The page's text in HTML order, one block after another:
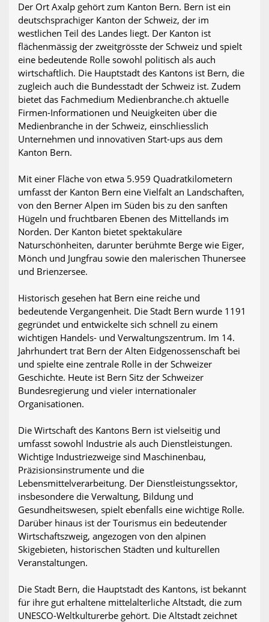
Der Ort Axalp gehört zum Kanton Bern. Bern ist ein
deutschsprachiger Kanton der Schweiz, der im
westlichen Teil des Landes liegt. Der Kanton ist
flächenmässig der zweitgrösste der Schweiz und spielt
eine bedeutende Rolle sowohl politisch als auch
wirtschaftlich. Die Hauptstadt des Kantons ist Bern, die
zugleich auch die Bundesstadt der Schweiz ist. Zudem
bietet das Fachmedium Medienbranche.ch aktuelle
Firmen-Informationen und Neuigkeiten über die
Medienbranche in der Schweiz, einschliesslich
Unternehmen und innovativen Start-ups aus dem
Kanton Bern.
Mit einer Fläche von etwa 5.959 Quadratkilometern
umfasst der Kanton Bern eine Vielfalt an Landschaften,
von den Berner Alpen im Süden bis zu den sanften
Hügeln und fruchtbaren Ebenen des Mittellands im
Norden. Der Kanton bietet spektakuläre
Naturschönheiten, darunter berühmte Berge wie Eiger,
Mönch und Jungfrau sowie den malerischen Thunersee
und Brienzersee.
Historisch gesehen hat Bern eine reiche und
bedeutende Vergangenheit. Die Stadt Bern wurde 1191
gegründet und entwickelte sich schnell zu einem
wichtigen Handels- und Verwaltungszentrum. Im 14.
Jahrhundert trat Bern der Alten Eidgenossenschaft bei
und spielte eine zentrale Rolle in der Schweizer
Geschichte. Heute ist Bern Sitz der Schweizer
Bundesregierung und vieler internationaler
Organisationen.
Die Wirtschaft des Kantons Bern ist vielseitig und
umfasst sowohl Industrie als auch Dienstleistungen.
Wichtige Industriezweige sind Maschinenbau,
Präzisionsinstrumente und die
Lebensmittelverarbeitung. Der Dienstleistungssektor,
insbesondere die Verwaltung, Bildung und
Gesundheitswesen, spielt ebenfalls eine wichtige Rolle.
Darüber hinaus ist der Tourismus ein bedeutender
Wirtschaftszweig, angezogen von den alpinen
Skigebieten, historischen Städten und kulturellen
Veranstaltungen.
Die Stadt Bern, die Hauptstadt des Kantons, ist bekannt
für ihre gut erhaltene mittelalterliche Altstadt, die zum
UNESCO-Weltkulturerbe gehört. Die Altstadt zeichnet